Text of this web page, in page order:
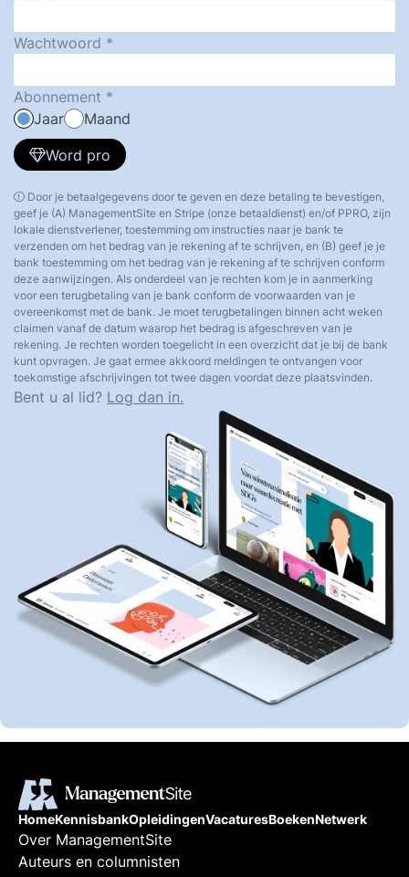
Wachtwoord
Abonnement
Jaar
Maand
Word pro
Door je betaalgegevens door te geven en deze betaling te bevestigen,
geef je (A) ManagementSite en Stripe (onze betaaldienst) en/of PPRO, zijn
lokale dienstverlener, toestemming om instructies naar je bank te
verzenden om het bedrag van je rekening af te schrijven, en (B) geef je je
bank toestemming om het bedrag van je rekening af te schrijven conform
deze aanwijzingen. Als onderdeel van je rechten kom je in aanmerking
voor een terugbetaling van je bank conform de voorwaarden van je
overeenkomst met de bank. Je moet terugbetalingen binnen acht weken
claimen vanaf de datum waarop het bedrag is afgeschreven van je
rekening. Je rechten worden toegelicht in een overzicht dat je bij de bank
kunt opvragen. Je gaat ermee akkoord meldingen te ontvangen voor
toekomstige afschrijvingen tot twee dagen voordat deze plaatsvinden.
Bent u al lid? Log dan in.
HomeKennisbankOpleidingenVacaturesBoekenNetwerk
Over ManagementSite
Auteurs en columnisten